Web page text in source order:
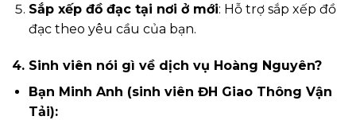
Sắp xếp đồ đạc tại nơi ở mới: Hỗ trợ sắp xếp đồ
đạc theo yêu cầu của bạn.
4. Sinh viên nói gì về dịch vụ Hoàng Nguyên?
Bạn Minh Anh (sinh viên ĐH Giao Thông Vận
Tải):